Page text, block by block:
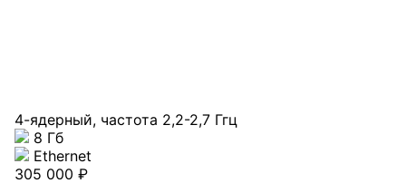
4-ядерный, частота 2,2-2,7 Ггц
8 Гб
Ethernet
305 000 ₽